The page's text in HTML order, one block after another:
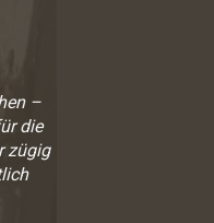
–
die
zügig